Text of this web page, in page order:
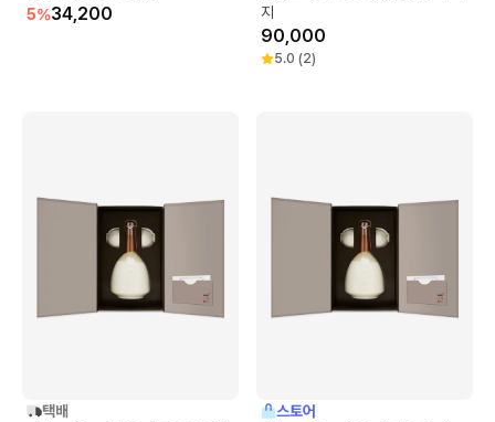
5%34,200
지
90,000
5.0 (2)
택배
스토어